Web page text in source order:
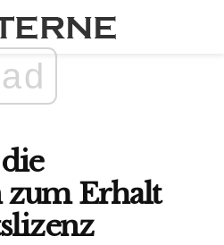
ad
zum Erhalt